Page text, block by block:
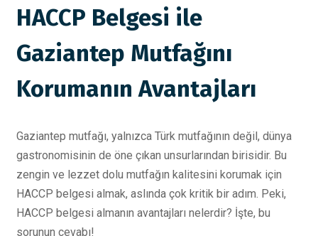
HACCP Belgesi ile
Gaziantep Mutfağını
Korumanın Avantajları
Gaziantep mutfağı, yalnızca Türk mutfağının değil, dünya
gastronomisinin de öne çıkan unsurlarından birisidir. Bu
zengin ve lezzet dolu mutfağın kalitesini korumak için
HACCP belgesi almak, aslında çok kritik bir adım. Peki,
HACCP belgesi almanın avantajları nelerdir? İşte, bu
sorunun cevabı!